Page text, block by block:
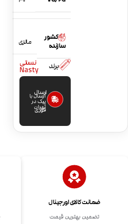
کشور
سازنده
مالزی
برند نستی
Nasty
ارسال
فوری
ارسال با
پیک در
تهران
ضمانت کالای اورجینال
تضمین بهترین قیمت